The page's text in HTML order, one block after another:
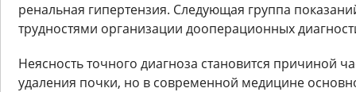
ренальная гипертензия. Следующая группа
трудностями организации дооперационных
Неясность точного диагноза становится причиной
удаления почки, но в современной медицине